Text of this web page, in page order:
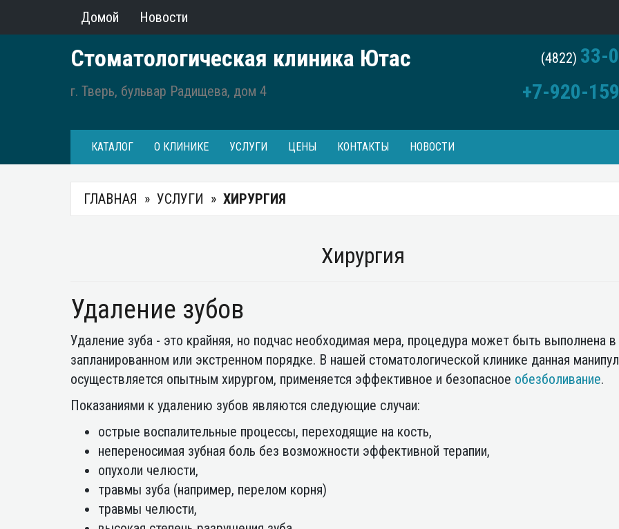
Домой Новости
Стоматологическая клиника Ютас
г. Тверь, бульвар Радищева, дом 4
(4822) 33-
+7-920-
КАТАЛОГ О КЛИНИКЕ УСЛУГИ ЦЕНЫ КОНТАКТЫ НОВОСТИ
ГЛАВНАЯ УСЛУГИ ХИРУРГИЯ
Хирургия
Удаление зубов
Удаление зуба - это крайняя, но подчас необходимая мера, процедура может быть выполнена в
запланированном или экстренном порядке. В нашей стоматологической клинике данная
осуществляется опытным хирургом, применяется эффективное и безопасное обезболивание.
Показаниями к удалению зубов являются следующие случаи:
острые воспалительные процессы, переходящие на кость,
непереносимая зубная боль без возможности эффективной терапии,
опухоли челюсти,
травмы зуба (например, перелом корня)
травмы челюсти,